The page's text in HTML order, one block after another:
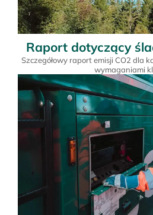
Raport dotyczący
Szczegółowy raport emisji CO2 dla
wymaganiami